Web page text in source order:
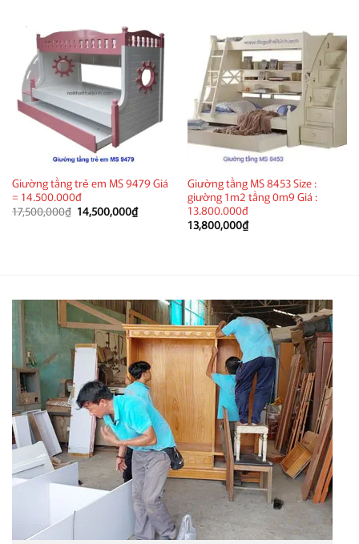
Giường tầng trẻ em MS 9479 Giá
= 14.500.000đ
17,500,000₫ Giá
gốc
14,500,000₫Giá
hiện
Giường tầng MS 8453 Size :
giường 1m2 tầng 0m9 Giá :
13.800.000đ
13,800,000₫